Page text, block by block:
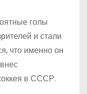
голы
и стали
что именно он
в СССР.